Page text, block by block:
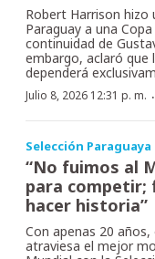
Robert Harrison hizo
Paraguay a una
continuidad de
embargo, aclaró que
dependerá
Julio 8, 2026 12:31 p. m. ·
Selección Paraguaya
“No fuimos al
para competir;
hacer historia”
Con apenas 20
atraviesa el mejor